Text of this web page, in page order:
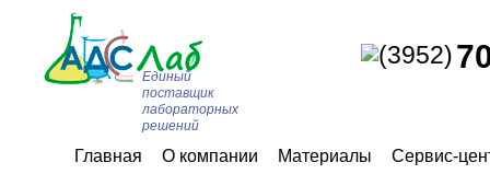
(3952)
Единый
поставщик
лабораторных
решений
Главная О компании Материалы
Сервис-